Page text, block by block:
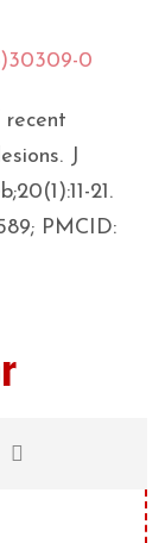
0
J
21.
PMCID: